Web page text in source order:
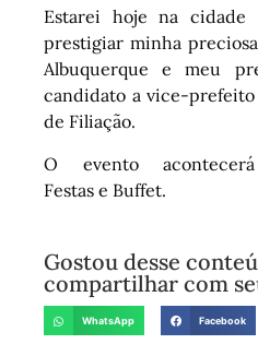
Estarei hoje na cidade
prestigiar minha
Albuquerque e meu
candidato a vice-
de Filiação.
O evento
Festas e Buffet.
Gostou desse
compartilhar com
WhatsApp Facebook